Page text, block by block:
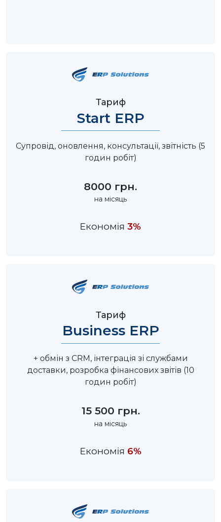
Тариф
Start ERP
Супровід, оновлення, консультації, звітність (5
годин робіт)
8000 грн.
на місяць
Економія 3%
Тариф
Business ERP
+ обмін з CRM, інтеграція зі службами
доставки, розробка фінансових звітів (10
годин робіт)
15 500 грн.
на місяць
Економія 6%